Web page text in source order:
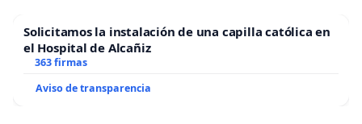
Solicitamos la instalación de una capilla católica en
el Hospital de Alcañiz
363 firmas
Aviso de transparencia